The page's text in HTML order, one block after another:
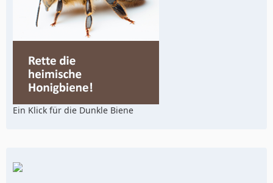
Ein Klick für die Dunkle Biene